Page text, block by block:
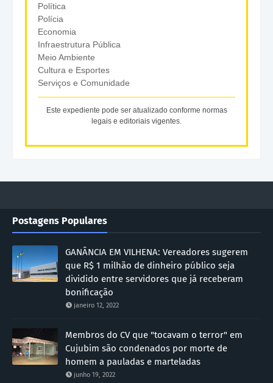
Política
Polícia
Economia
Infraestrutura Pública
Meio Ambiente
Cultura e Esportes
Serviços e Comunidade
Este expediente pode ser atualizado conforme normas
legais e editoriais vigentes.
Postagens Populares
GANÂNCIA EM VILHENA: Vereadores sugerem
que R$ 1 milhão de dinheiro público seja
dividido entre servidores que já receberam
bonificação
janeiro 12, 2022
Membros do CV que "tocavam o terror" em
Cujubim são condenados por morte de
homem a pauladas e marteladas
junho 19, 2022